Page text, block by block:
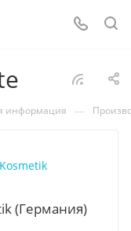
информация —
(Германия)